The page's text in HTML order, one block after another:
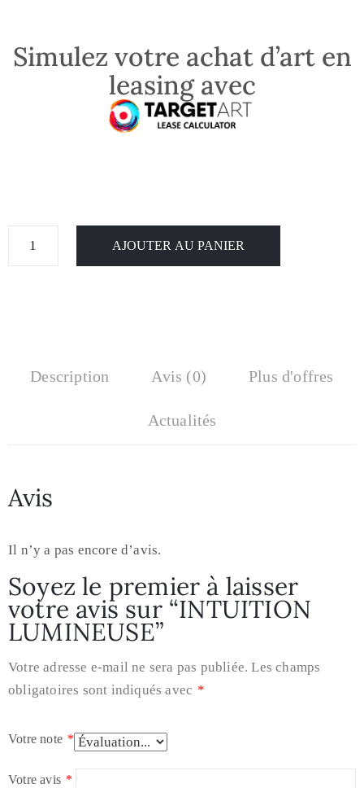
Simulez votre achat d’art en
leasing avec
AJOUTER AU PANIER
Description Avis (0) Plus d'offres
Actualités
Avis
Il n’y a pas encore d’avis.
Soyez le premier à laisser
votre avis sur “INTUITION
LUMINEUSE”
Votre adresse e-mail ne sera pas publiée. Les champs
obligatoires sont indiqués avec *
Votre note *
Votre avis *